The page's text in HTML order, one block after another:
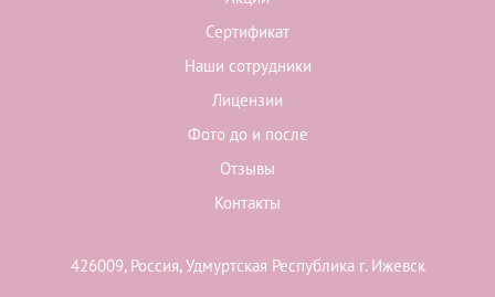
Сертификат
Наши сотрудники
Лицензии
Фото до и после
Отзывы
Контакты
426009, Россия, Удмуртская Республика г. Ижевск